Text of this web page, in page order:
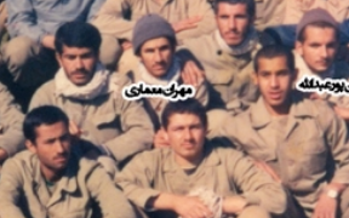
فرم خود را در بزرگترین جشنواره ایمپلنت
تهران پر کنید ! | فقط ۲۵ میلیون
رزرورایگان نوبت